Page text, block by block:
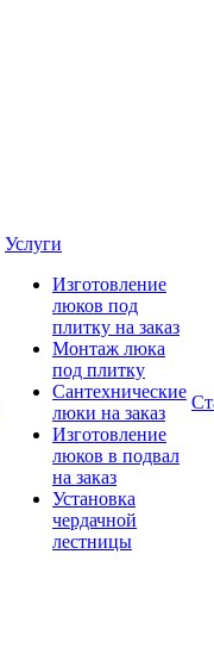
Услуги
Изготовление
люков под
плитку на заказ
Монтаж люка
под плитку
Сантехнические
люки на заказ
Изготовление
люков в подвал
на заказ
Установка
чердачной
лестницы